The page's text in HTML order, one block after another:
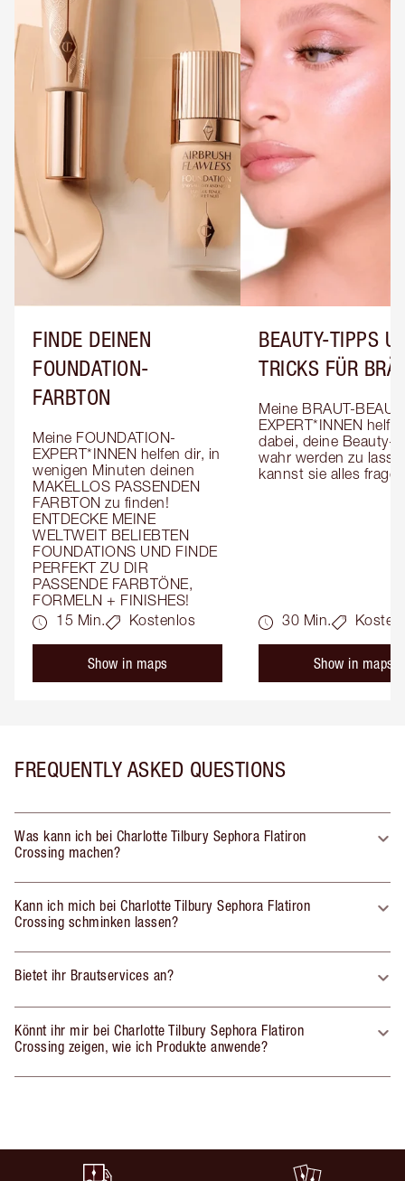
FINDE DEINEN
FOUNDATION-
FARBTON
Meine FOUNDATION-
EXPERT*INNEN helfen dir, in
wenigen Minuten deinen
MAKELLOS PASSENDEN
FARBTON zu finden!
ENTDECKE MEINE
WELTWEIT BELIEBTEN
FOUNDATIONS UND FINDE
PERFEKT ZU DIR
PASSENDE FARBTÖNE,
FORMELN + FINISHES!
15 Min.
Kostenlos
Show in maps
BEAUTY-TIPPS
TRICKS FÜR
Meine BRAUT-
EXPERT*INNEN
dabei, deine Beauty-
wahr werden zu
kannst sie alles
30 Min.
Show in maps
FREQUENTLY ASKED QUESTIONS
Was kann ich bei Charlotte Tilbury Sephora Flatiron
Crossing machen?
Kann ich mich bei Charlotte Tilbury Sephora Flatiron
Crossing schminken lassen?
Bietet ihr Brautservices an?
Könnt ihr mir bei Charlotte Tilbury Sephora Flatiron
Crossing zeigen, wie ich Produkte anwende?